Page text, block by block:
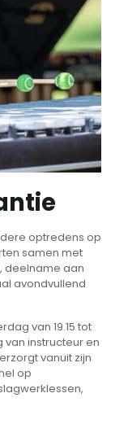
optredens op
samen met
deelname aan
avondvullend
van 19.15 tot
van instructeur en
vanuit zijn
op